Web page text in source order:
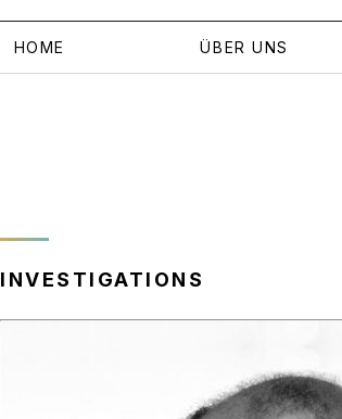
HOME ÜBER UNS
INVESTIGATIONS